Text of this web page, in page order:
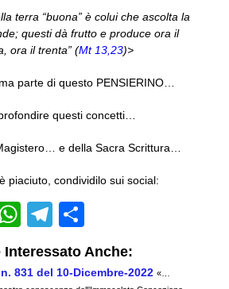
terra “buona” è colui che ascolta la
questi dà frutto e produce ora il
ora il trenta” (Mt 13,23)>
parte di questo PENSIERINO…
questi concetti…
e della Sacra Scrittura…
piaciuto, condividilo sui social:
E
m
W
at
T
el
e
o
n
Anche:
n. 831 del 10-Dicembre-2022 «…